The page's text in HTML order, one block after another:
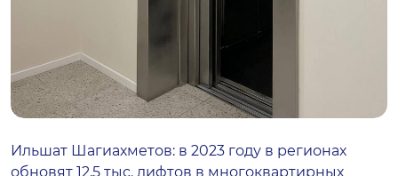
Ильшат Шагиахметов: в 2023 году в регионах
обновят 12,5 тыс. лифтов в многоквартирных